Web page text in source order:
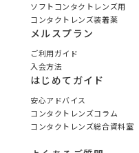
ソフトコンタクトレンズ用
コンタクトレンズ装着薬
メルスプラン
ご利用ガイド
入会方法
はじめてガイド
安心アドバイス
コンタクトレンズコラム
コンタクトレンズ総合資料室